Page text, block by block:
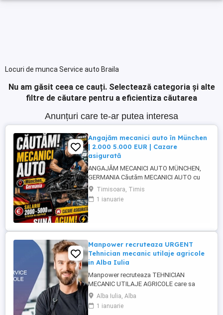
Locuri de munca Service auto Braila
Nu am găsit ceea ce cauți. Selectează categoria și alte
filtre de căutare pentru a eficientiza căutarea
Anunțuri care te-ar putea interesa
Angajăm mecanici auto în München
| 2.000 5.000 EUR | Cazare
asigurată
ANGAJĂM MECANICI AUTO MÜNCHEN,
GERMANIA Căutăm MECANICI AUTO cu
experiență pentru activitate în München,
Germania. SALARIU: între 2.000 și 5.000
EUR, în funcție de experiență și nivelul de
experiență în domeniul mecanicii ...
Timisoara, Timis
1 ianuarie
Manpower recruteaza URGENT
Tehnician mecanic utilaje agricole
in Alba Iulia
Manpower recruteaza TEHNICIAN
MECANIC UTILAJE AGRICOLE care sa
participe la asigurarea mentenantei,
diagnosticarii si repararii utilajelor agricole
(ex: tractoare, combine), astfel incat
Alba Iulia, Alba
1 ianuarie